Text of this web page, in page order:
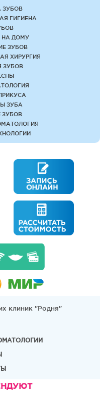
ЗУБОВ
ГИГИЕНА
НА ДОМУ
ЗУБОВ
ХИРУРГИЯ
ЗУБОВ
ЗУБА
ЗУБОВ
клиник "Родня"